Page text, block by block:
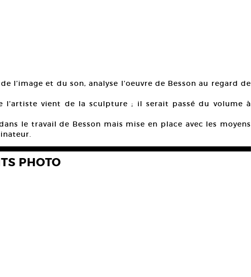
l’image et du son, analyse l’oeuvre de Besson au regard de
l’artiste vient de la sculpture ; il serait passé du volume à
le travail de Besson mais mise en place avec les moyens
PHOTO